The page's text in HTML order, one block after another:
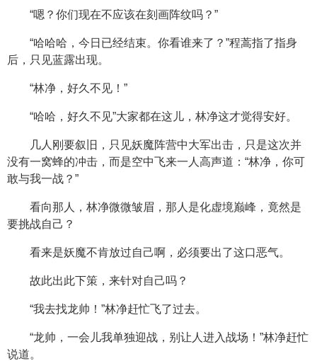
“嗯？你们现在不应该在刻画阵纹吗？”
“哈哈哈，今日已经结束。你看谁来了？”程蒿指了指身
后，只见蓝露出现。
“林净，好久不见！”
“哈哈，好久不见”大家都在这儿，林净这才觉得安好。
几人刚要叙旧，只见妖魔阵营中大军出击，只是这次并
没有一窝蜂的冲击，而是空中飞来一人高声道：“林净，你可
敢与我一战？”
看向那人，林净微微皱眉，那人是化虚境巅峰，竟然是
要挑战自己？
看来是妖魔不肯放过自己啊，必须要出了这口恶气。
故此出此下策，来针对自己吗？
“我去找龙帅！”林净赶忙飞了过去。
“龙帅，一会儿我单独迎战，别让人进入战场！”林净赶忙
说道。